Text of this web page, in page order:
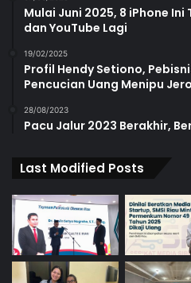
Mulai Juni 2025, 8 iPhone
dan YouTube Lagi
19/02/2025
Profil Hendy Setiono,
Pencucian Uang Menipu
28/08/2023
Pacu Jalur 2023 Berakhir,
Last Modified Posts